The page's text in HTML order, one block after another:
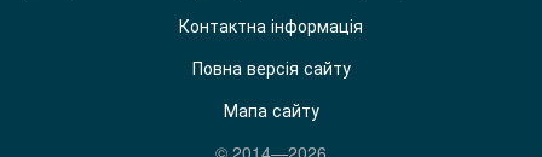
Контактна інформація
Повна версія сайту
Мапа сайту